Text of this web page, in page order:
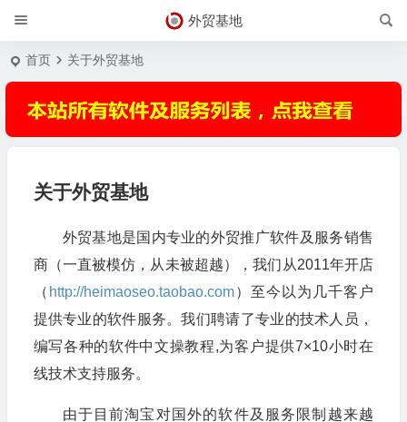
外贸基地
首页 关于外贸基地
关于外贸基地
外贸基地是国内专业的外贸推广软件及服务销售
商（一直被模仿，从未被超越），我们从2011年开店
（ http://heimaoseo.taobao.com）至今以为几千客户
提供专业的软件服务。我们聘请了专业的技术人员，
编写各种的软件中文操教程,为客户提供7×10小时在
线技术支持服务。
由于目前淘宝对国外的软件及服务限制越来越